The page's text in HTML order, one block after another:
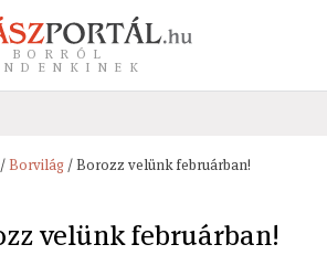
BORRÓL
Borvilág/ Borozz velünk februárban!
velünk februárban!